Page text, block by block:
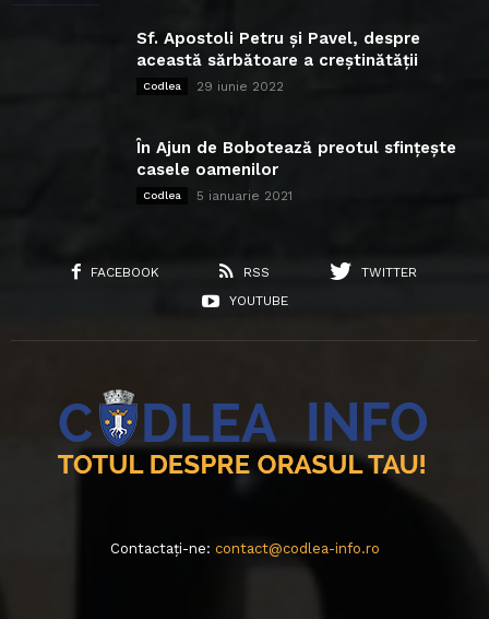
Sf. Apostoli Petru și Pavel, despre
această sărbătoare a creștinătății
Codlea 29 iunie 2022
În Ajun de Bobotează preotul sfințește
casele oamenilor
Codlea 5 ianuarie 2021
FACEBOOK RSS
TWITTER
YOUTUBE
Contactați-ne: contact@codlea-info.ro